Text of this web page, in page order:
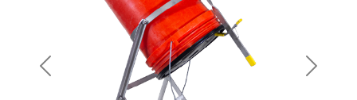
Previous Next